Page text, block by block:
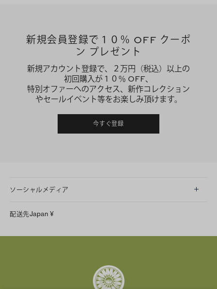
新規会員登録で１０％ OFF クーポ
ン プレゼント
新規アカウント登録で、２万円（税込）以上の
初回購入が１０％ OFF、
特別オファーへのアクセス、新作コレクション
やセールイベント等をお楽しみ頂けます。
今すぐ登録
ソーシャルメディア
Facebook
配送先Japan ¥